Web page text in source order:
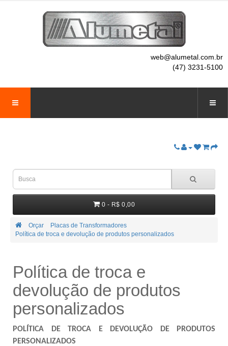
web@alumetal.com.br
(47) 3231-5100
0 - R$ 0,00
Orçar
Placas de Transformadores
Política de troca e devolução de produtos personalizados
Política de troca e
devolução de produtos
personalizados
POLÍTICA DE TROCA E DEVOLUÇÃO DE PRODUTOS
PERSONALIZADOS